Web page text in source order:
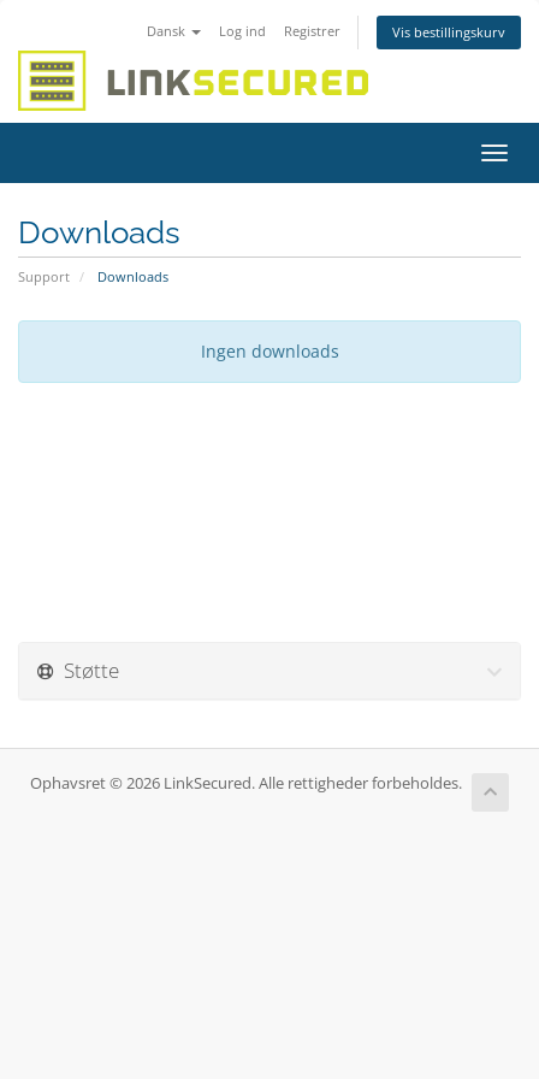
Dansk Log ind Registrer Vis bestillingskurv
Skift
Downloads
Support Downloads
Ingen downloads
Støtte
Ophavsret © 2026 LinkSecured. Alle rettigheder forbeholdes.